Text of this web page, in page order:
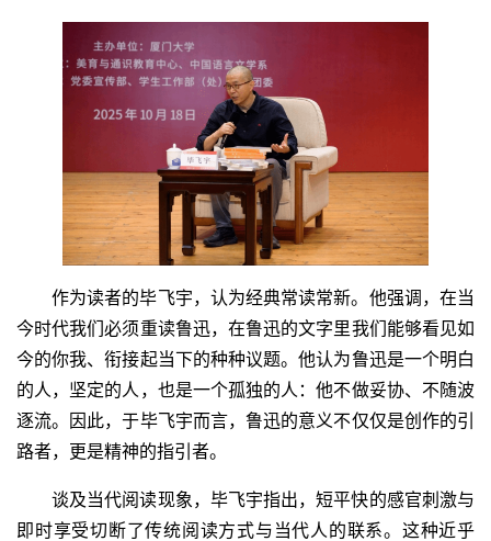
作为读者的毕飞宇，认为经典常读常新。他强调，在当
今时代我们必须重读鲁迅，在鲁迅的文字里我们能够看见如
今的你我、衔接起当下的种种议题。他认为鲁迅是一个明白
的人，坚定的人，也是一个孤独的人：他不做妥协、不随波
逐流。因此，于毕飞宇而言，鲁迅的意义不仅仅是创作的引
路者，更是精神的指引者。
谈及当代阅读现象，毕飞宇指出，短平快的感官刺激与
即时享受切断了传统阅读方式与当代人的联系。这种近乎